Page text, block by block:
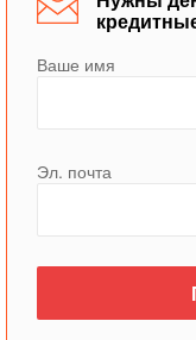
Ваше имя
Эл. почта